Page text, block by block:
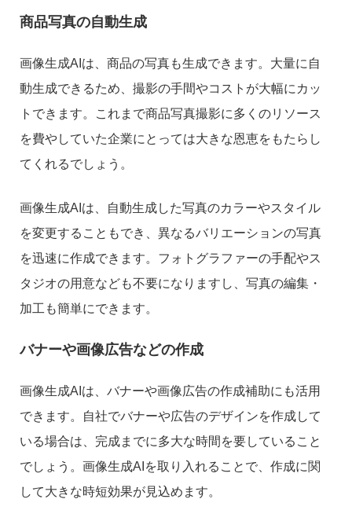
商品写真の自動生成
画像生成AIは、商品の写真も生成できます。大量に自
動生成できるため、撮影の手間やコストが大幅にカッ
トできます。これまで商品写真撮影に多くのリソース
を費やしていた企業にとっては大きな恩恵をもたらし
てくれるでしょう。
画像生成AIは、自動生成した写真のカラーやスタイル
を変更することもでき、異なるバリエーションの写真
を迅速に作成できます。フォトグラファーの手配やス
タジオの用意なども不要になりますし、写真の編集・
加工も簡単にできます。
バナーや画像広告などの作成
画像生成AIは、バナーや画像広告の作成補助にも活用
できます。自社でバナーや広告のデザインを作成して
いる場合は、完成までに多大な時間を要していること
でしょう。画像生成AIを取り入れることで、作成に関
して大きな時短効果が見込めます。